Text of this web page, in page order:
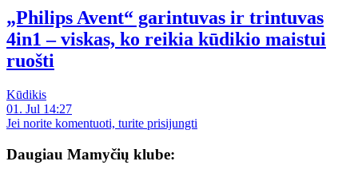
„Philips Avent“ garintuvas ir trintuvas
4in1 – viskas, ko reikia kūdikio maistui
ruošti
Kūdikis
01. Jul 14:27
Jei norite komentuoti, turite prisijungti
Daugiau Mamyčių klube: